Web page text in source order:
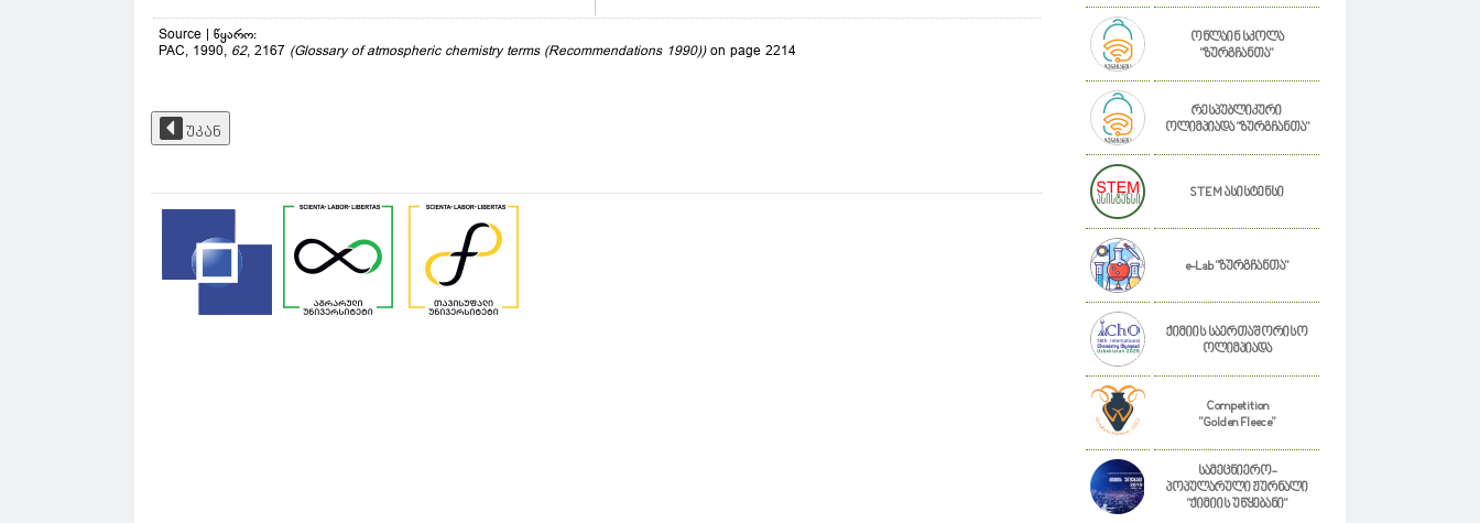
Source | წყარო:
PAC, 1990, 62, 2167 (Glossary of atmospheric chemistry terms (Recommendations 1990)) on page 2214
უკან
ონლაინ სკოლა
"ზურგჩანთა"
რესპუბლიკური
ოლიმპიადა "ზურგჩანთა"
STEM ასისტენსი
e-Lab "ზურგჩანთა"
ქიმიის საერთაშორისო
ოლიმპიადა
Competition
"Golden Fleece"
სამეცნიერო-
პოპულარული ჟურნალი
"ქიმიის უწყებანი"